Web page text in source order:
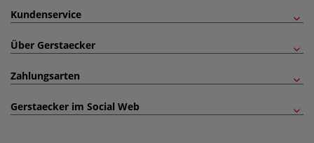
Kundenservice
Über Gerstaecker
Zahlungsarten
Gerstaecker im Social Web